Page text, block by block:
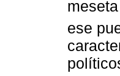
ese